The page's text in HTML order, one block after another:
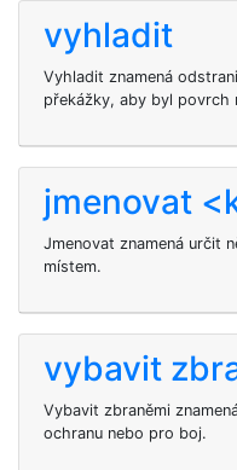
vyhladit
Vyhladit znamená
překážky, aby byl povrch
jmenovat
Jmenovat znamená určit
místem.
vybavit
Vybavit zbraněmi
ochranu nebo pro boj.